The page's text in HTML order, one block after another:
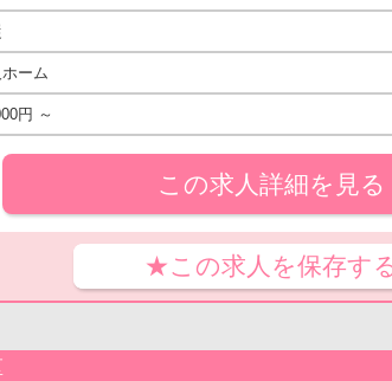
ーム
円 ～
この求人詳細を見る
★この求人を保存す